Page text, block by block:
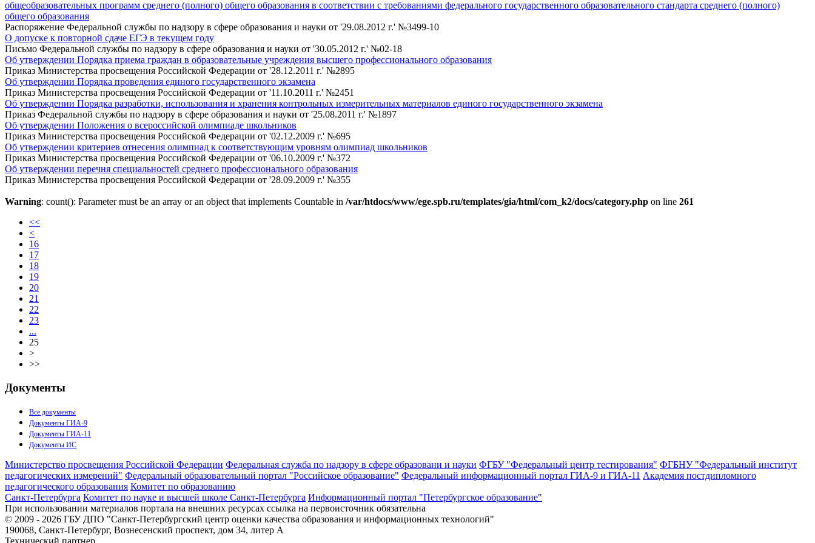
общеобразовательных программ среднего (полного) общего образования в соответствии с требованиями федерального государственного образовательного стандарта среднего (полного)
общего образования
Распоряжение Федеральной службы по надзору в сфере образования и науки от '29.08.2012 г.' №3499-10
О допуске к повторной сдаче ЕГЭ в текущем году
Письмо Федеральной службы по надзору в сфере образования и науки от '30.05.2012 г.' №02-18
Об утверждении Порядка приема граждан в образовательные учреждения высшего профессионального образования
Приказ Министерства просвещения Российской Федерации от '28.12.2011 г.' №2895
Об утверждении Порядка проведения единого государственного экзамена
Приказ Министерства просвещения Российской Федерации от '11.10.2011 г.' №2451
Об утверждении Порядка разработки, использования и хранения контрольных измерительных материалов единого государственного экзамена
Приказ Федеральной службы по надзору в сфере образования и науки от '25.08.2011 г.' №1897
Об утверждении Положения о всероссийской олимпиаде школьников
Приказ Министерства просвещения Российской Федерации от '02.12.2009 г.' №695
Об утверждении критериев отнесения олимпиад к соответствующим уровням олимпиад школьников
Приказ Министерства просвещения Российской Федерации от '06.10.2009 г.' №372
Об утверждении перечня специальностей среднего профессионального образования
Приказ Министерства просвещения Российской Федерации от '28.09.2009 г.' №355
Warning: count(): Parameter must be an array or an object that implements Countable in /var/htdocs/www/ege.spb.ru/templates/gia/html/com_k2/docs/category.php on line 261
<<
<
16
17
18
19
20
21
22
23
...
25
>
>>
Документы
Все документы
Документы ГИА-9
Документы ГИА-11
Документы ИС
Министерство просвещения Российской Федерации Федеральная служба по надзору в сфере образовани и науки ФГБУ "Федеральный центр тестирования" ФГБНУ "Федеральный институт
педагогических измерений" Федеральный образовательный портал "Российское образование" Федеральный информационный портал ГИА-9 и ГИА-11 Академия постдипломного
педагогического образования Комитет по образованию
Санкт-Петербурга Комитет по науке и высшей школе Санкт-Петербурга Информационный портал "Петербургское образование"
При использовании материалов портала на внешних ресурсах ссылка на первоисточник обязательна
© 2009 - 2026 ГБУ ДПО "Санкт-Петербургский центр оценки качества образования и информационных технологий"
190068, Санкт-Петербург, Вознесенский проспект, дом 34, литер А
Технический партнер